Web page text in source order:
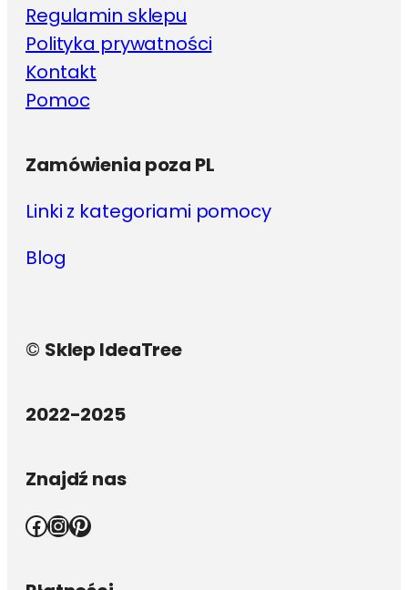
Regulamin sklepu
Polityka prywatności
Kontakt
Pomoc
Zamówienia poza PL
Linki z kategoriami pomocy
Blog
© Sklep IdeaTree
2022-2025
Znajdź nas
Facebook InstagramPinterest